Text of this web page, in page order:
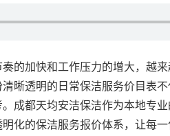
的加快和工作压力的增大，越
晰透明的日常保洁服务价目表
成都天均安洁保洁作为本地专业
化的保洁服务报价体系，让每